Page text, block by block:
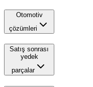
Otomotiv
çözümleri
Satış sonrası
yedek
parçalar